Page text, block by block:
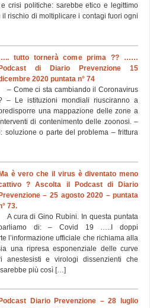
crisi politiche: sarebbe etico e legittimo
rischio di moltiplicare i contagi fuori ogni
tutto tornerà come prima ?? ……
Podcast di Diario Prevenzione 15
2020 puntata n° 74
– Come ci sta cambiando il Coronavirus
– Le istituzioni mondiali riusciranno a
una mappazione delle zone a
di contenimento delle zoonosi. –
soluzione o parte del problema – frittura
Ma è vero che il virus è diventato meno
? Ascolta il Podcast di Diario
Prevenzione – 25 agosto 2020 – puntata
73.
A cura di Gino Rubini. In questa puntata
di: – Covid 19 …..I doppi
l’informazione ufficiale che richiama alla
una ripresa esponenziale delle curve
anestesisti e virologi dissenzienti che
più così […]
Podcast Diario Prevenzione – 28 luglio